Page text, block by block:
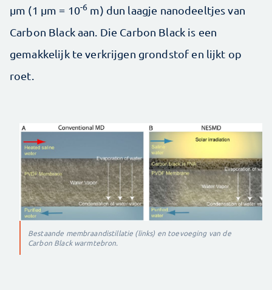
µm (1 µm = 10-6 m) dun laagje nanodeeltjes van
Carbon Black aan. Die Carbon Black is een
gemakkelijk te verkrijgen grondstof en lijkt op
roet.
Bestaande membraandistillatie (links) en toevoeging van de
Carbon Black warmtebron.